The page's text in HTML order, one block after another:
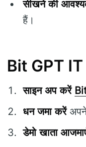
सीखने की
हैं।
Bit GPT
साइन अप करें
धन जमा करेंअपने
डेमो खाता